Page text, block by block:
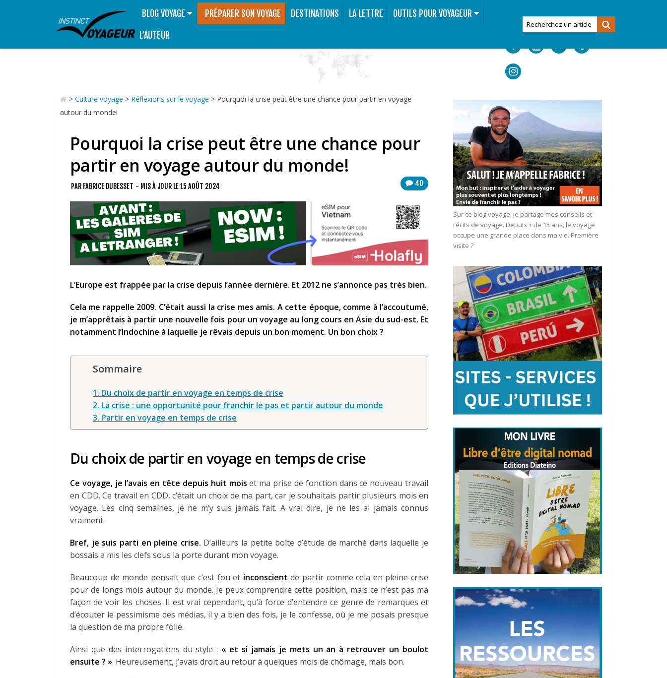
BLOG VOYAGE PRÉPARER SON VOYAGE DESTINATIONS LA LETTRE
OUTILS POUR VOYAGEUR
L’AUTEUR
> Culture voyage > Réflexions sur le voyage > Pourquoi la crise peut être une chance pour partir en voyage
autour du monde!
Pourquoi la crise peut être une chance pour
partir en voyage autour du monde!
40
PAR FABRICE DUBESSET - MIS À JOUR LE15 AOÛT 2024
L’Europe est frappée par la crise depuis l’année dernière. Et 2012 ne s’annonce pas très bien.
Cela me rappelle 2009. C’était aussi la crise mes amis. A cette époque, comme à l’accoutumé,
je m’apprêtais à partir une nouvelle fois pour un voyage au long cours en Asie du sud-est. Et
notamment l’Indochine à laquelle je rêvais depuis un bon moment. Un bon choix ?
Sommaire
1. Du choix de partir en voyage en temps de crise
2. La crise : une opportunité pour franchir le pas et partir autour du monde
3. Partir en voyage en temps de crise
Du choix de partir en voyage en temps de crise
Ce voyage, je l’avais en tête depuis huit moiset ma prise de fonction dans ce nouveau travail
en CDD. Ce travail en CDD, c’était un choix de ma part, car je souhaitais partir plusieurs mois en
voyage. Les cinq semaines, je ne m’y suis jamais fait. A vrai dire, je ne les ai jamais connus
vraiment.
Bref, je suis parti en pleine crise. D’ailleurs la petite boîte d’étude de marché dans laquelle je
bossais a mis les clefs sous la porte durant mon voyage.
Beaucoup de monde pensait que c’est fou et inconscient de partir comme cela en pleine crise
pour de longs mois autour du monde. Je peux comprendre cette position, mais ce n’est pas ma
façon de voir les choses. Il est vrai cependant, qu’à force d’entendre ce genre de remarques et
d’écouter le pessimisme des médias, il y a bien des fois, je le confesse, où je me posais presque
la question de ma propre folie.
Ainsi que des interrogations du style : « et si jamais je mets un an à retrouver un boulot
ensuite ? ». Heureusement, j’avais droit au retour à quelques mois de chômage, mais bon.
Sur ce blog voyage, je partage mes conseils et
récits de voyage. Depuis + de 15 ans, le voyage
occupe une grande place dans ma vie. Première
visite ?